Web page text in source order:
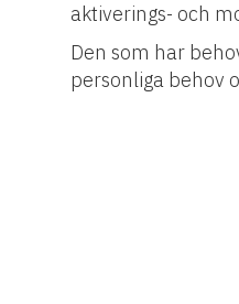
aktiverings- och
Den som har
personliga behov